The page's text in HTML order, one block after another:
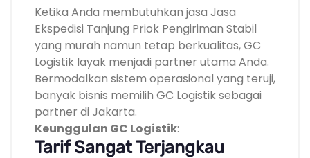
Ketika Anda membutuhkan jasa Jasa
Ekspedisi Tanjung Priok Pengiriman Stabil
yang murah namun tetap berkualitas, GC
Logistik layak menjadi partner utama Anda.
Bermodalkan sistem operasional yang teruji,
banyak bisnis memilih GC Logistik sebagai
partner di Jakarta.
Keunggulan GC Logistik:
Tarif Sangat Terjangkau